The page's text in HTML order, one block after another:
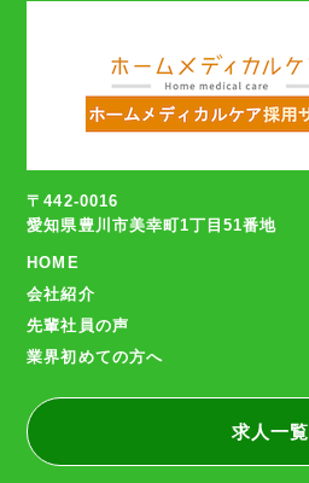
〒442-0016
愛知県豊川市美幸町1丁目51番地
HOME
会社紹介
先輩社員の声
業界初めての方へ
求人一覧